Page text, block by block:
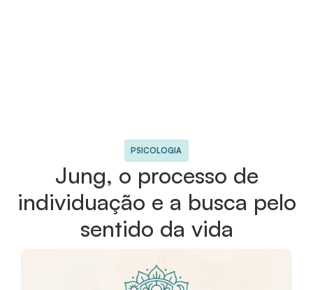
PSICOLOGIA
Jung, o processo de
individuação e a busca pelo
sentido da vida